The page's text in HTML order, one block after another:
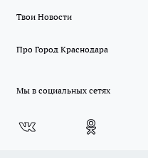
Твои Новости
Про Город Краснодара
Мы в социальных сетях